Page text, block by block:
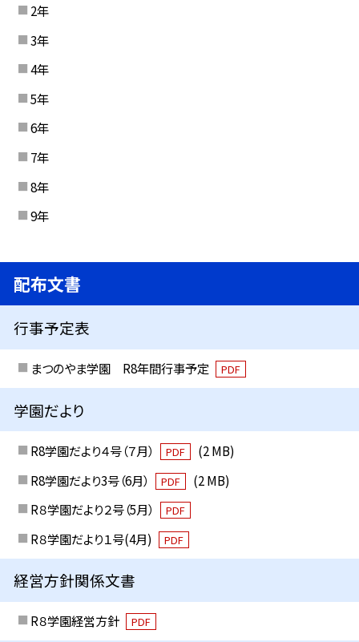
2年
3年
4年
5年
6年
7年
8年
9年
配布文書
行事予定表
まつのやま学園 R8年間行事予定 PDF
学園だより
R8学園だより４号（７月） PDF
(2 MB)
R8学園だより3号（6月）
PDF
(2 MB)
R８学園だより２号（5月）
PDF
R８学園だより１号(4月) PDF
経営方針関係文書
R８学園経営方針 PDF